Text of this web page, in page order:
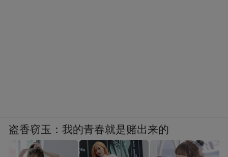
盗香窃玉：我的青春就是赌出来的